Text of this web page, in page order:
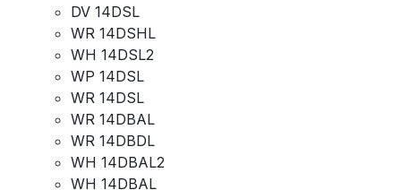
DV 14DSL
WR 14DSHL
WH 14DSL2
WP 14DSL
WR 14DSL
WR 14DBAL
WR 14DBDL
WH 14DBAL2
WH 14DBAL